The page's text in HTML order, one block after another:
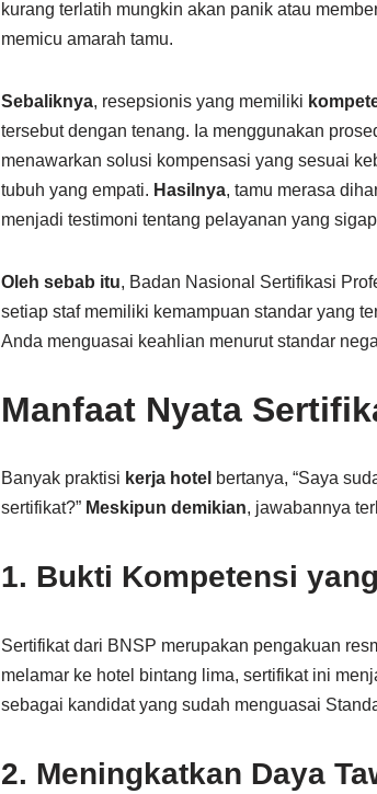
kurang terlatih mungkin akan panik atau
memicu amarah tamu.
Sebaliknya, resepsionis yang memiliki
tersebut dengan tenang. Ia menggunakan
menawarkan solusi kompensasi yang sesuai
tubuh yang empati. Hasilnya, tamu merasa
menjadi testimoni tentang pelayanan yang
Oleh sebab itu, Badan Nasional Sertifikasi
setiap staf memiliki kemampuan standar yang
Anda menguasai keahlian menurut standar
Manfaat Nyata
Banyak praktisi kerja hotel bertanya, “Saya
sertifikat?” Meskipun demikian, jawabannya
1. Bukti Kompetensi
Sertifikat dari BNSP merupakan pengakuan
melamar ke hotel bintang lima, sertifikat ini
sebagai kandidat yang sudah menguasai
2. Meningkatkan Daya